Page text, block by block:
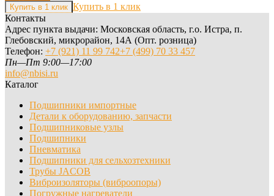
Купить в 1 клик
Контакты
Адрес пункта выдачи: Московская область, г.о. Истра, п.
Глебовский, микрорайон, 14А (Опт. розница)
Телефон: +7 (921) 11 99 742+7 (499) 70 33 457
Пн—Пт 9:00—17:00
info@nbisi.ru
Каталог
Подшипники импортные
Детали к оборудованию, запчасти
Подшипниковые узлы
Подшипники
Пневматика
Подшипники для сельхозтехники
Трубы JACOB
Виброизоляторы (виброопоры)
Погружные нагреватели